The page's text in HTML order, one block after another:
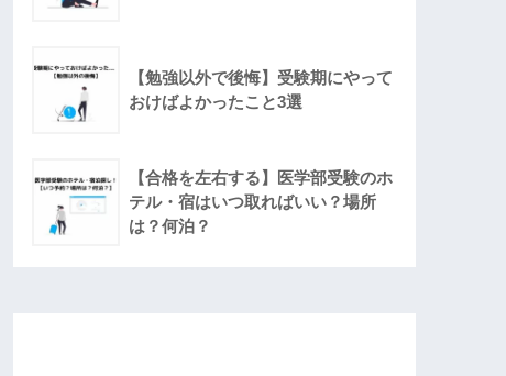
【勉強以外で後悔】受験期にやって
おけばよかったこと3選
【合格を左右する】医学部受験のホ
テル・宿はいつ取ればいい？場所
は？何泊？